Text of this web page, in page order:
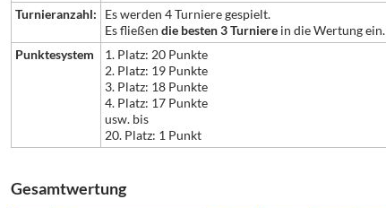
Turnieranzahl:
Es werden 4 Turniere gespielt.
Es fließen die besten 3 Turniere in die Wertung ein.
Punktesystem
1. Platz: 20 Punkte
2. Platz: 19 Punkte
3. Platz: 18 Punkte
4. Platz: 17 Punkte
usw. bis
20. Platz: 1 Punkt
Gesamtwertung